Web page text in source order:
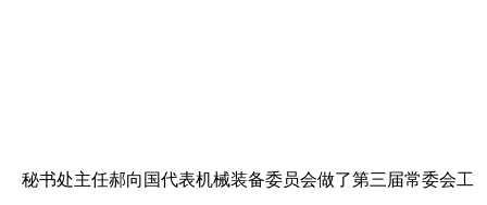
秘书处主任郝向国代表机械装备委员会做了第三届常委会工